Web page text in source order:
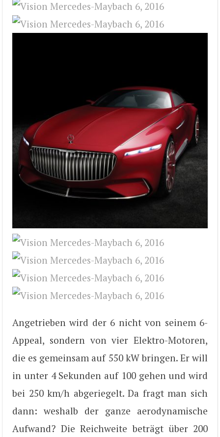
Angetrieben wird der 6 nicht von seinem 6-
Appeal, sondern von vier Elektro-Motoren,
die es gemeinsam auf 550 kW bringen. Er will
in unter 4 Sekunden auf 100 gehen und wird
bei 250 km/h abgeriegelt. Da fragt man sich
dann: weshalb der ganze aerodynamische
Aufwand? Die Reichweite beträgt über 200